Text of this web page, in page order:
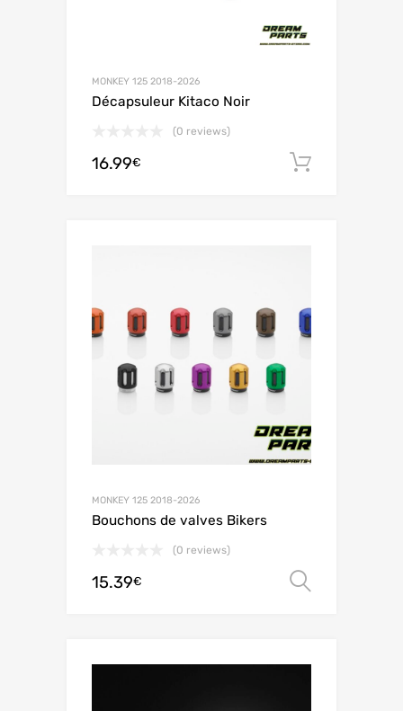
MONKEY 125 2018-2026
Décapsuleur Kitaco Noir
(0 reviews)
16.99€
MONKEY 125 2018-2026
Bouchons de valves Bikers
(0 reviews)
15.39€